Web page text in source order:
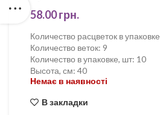
58.00грн.
Количество расцветок в упаковке
Количество веток: 9
Количество в упаковке, шт: 10
Высота, см: 40
Немає в наявності
В закладки